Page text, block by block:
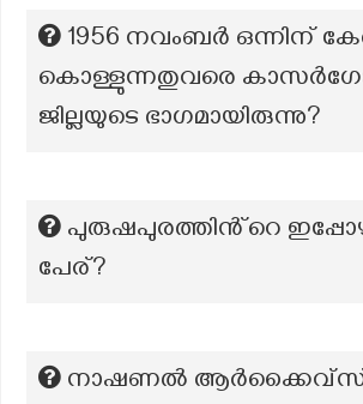
1956 നവംബർ ഒന്നിന്
കൊള്ളുന്നതുവരെ
ജില്ലയുടെ ഭാഗമായിരുന്നു?
പുരുഷപുരത്തിൻ്റെ
പേര്?
നാഷണൽ